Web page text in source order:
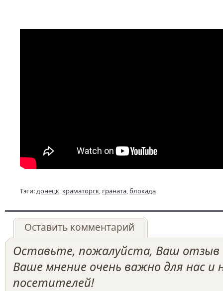
Тэги:донецк, краматорск, граната,блокада
Оставить комментарий
Оставьте, пожалуйста, Ваш отзыв
Ваше мнение очень важно для нас и
посетителей!